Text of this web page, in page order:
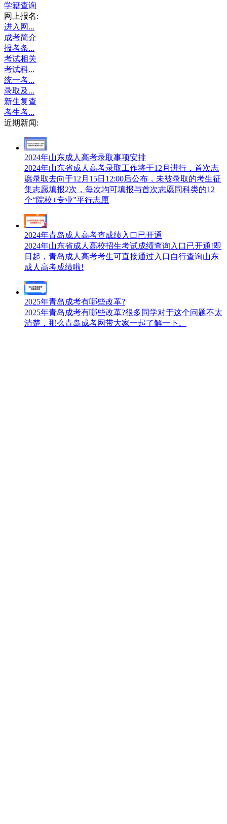
学籍查询
网上报名:
进入网...
成考简介
报考条...
考试相关
考试科...
统一考...
录取及...
新生复查
考生考...
近期新闻:
2024年山东成人高考录取事项安排
2024年山东省成人高考录取工作将于12月进行，首次志
愿录取去向于12月15日12:00后公布，未被录取的考生征
集志愿填报2次，每次均可填报与首次志愿同科类的12
个“院校+专业”平行志愿
2024年青岛成人高考查成绩入口已开通
2024年山东省成人高校招生考试成绩查询入口已开通!即
日起，青岛成人高考考生可直接通过入口自行查询山东
成人高考成绩啦!
2025年青岛成考有哪些改革?
2025年青岛成考有哪些改革?很多同学对于这个问题不太
清楚，那么青岛成考网带大家一起了解一下。